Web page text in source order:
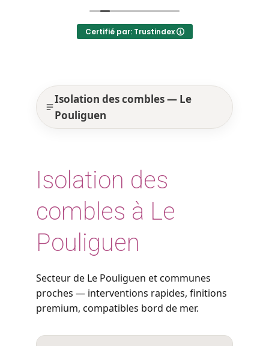
Certifié par: Trustindex
Isolation des combles — Le
Pouliguen
Isolation des
combles à Le
Pouliguen
Secteur de Le Pouliguen et communes
proches — interventions rapides, finitions
premium, compatibles bord de mer.